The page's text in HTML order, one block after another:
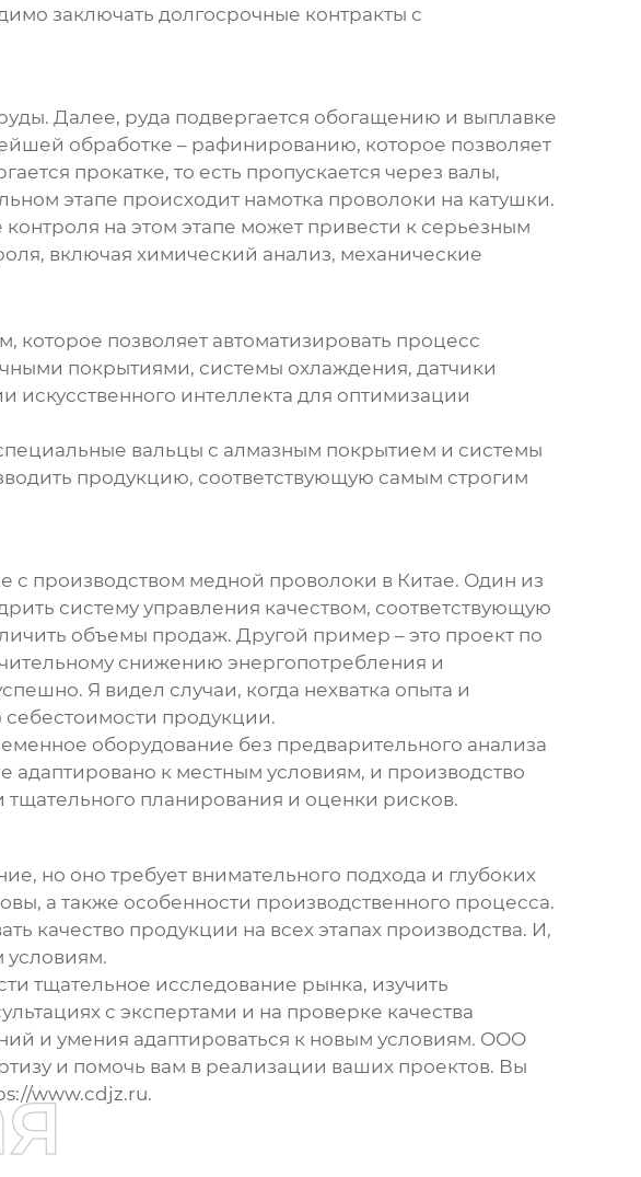
заключать долгосрочные контракты с
Далее, руда подвергается обогащению и выплавке
обработке – рафинированию, которое позволяет
прокатке, то есть пропускается через валы,
этапе происходит намотка проволоки на катушки.
на этом этапе может привести к серьезным
включая химический анализ, механические
позволяет автоматизировать процесс
покрытиями, системы охлаждения, датчики
искусственного интеллекта для оптимизации
вальцы с алмазным покрытием и системы
продукцию, соответствующую самым строгим
с производством медной проволоки в Китае. Один из
систему управления качеством, соответствующую
объемы продаж. Другой пример – это проект по
снижению энергопотребления и
Я видел случаи, когда нехватка опыта и
продукции.
оборудование без предварительного анализа
адаптировано к местным условиям, и производство
тщательного планирования и оценки рисков.
но оно требует внимательного подхода и глубоких
а также особенности производственного процесса.
качество продукции на всех этапах производства. И,
условиям.
тщательное исследование рынка, изучить
с экспертами и на проверке качества
и умения адаптироваться к новым условиям. ООО
и помочь вам в реализации ваших проектов. Вы
www.cdjz.ru.